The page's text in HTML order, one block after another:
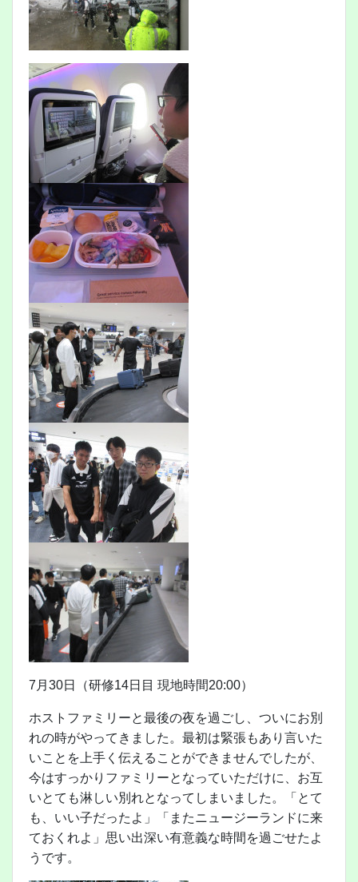
7月30日（研修14日目 現地時間20:00）
ホストファミリーと最後の夜を過ごし、ついにお別
れの時がやってきました。最初は緊張もあり言いた
いことを上手く伝えることができませんでしたが、
今はすっかりファミリーとなっていただけに、お互
いとても淋しい別れとなってしまいました。「とて
も、いい子だったよ」「またニュージーランドに来
ておくれよ」思い出深い有意義な時間を過ごせたよ
うです。